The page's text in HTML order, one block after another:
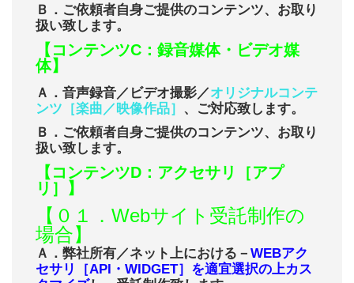
Ｂ．ご依頼者自身ご提供のコンテンツ、お取り
扱い致します。
【コンテンツC：録音媒体・ビデオ媒
体】
Ａ．音声録音／ビデオ撮影／オリジナルコンテ
ンツ［楽曲／映像作品］ 、ご対応致します。
Ｂ．ご依頼者自身ご提供のコンテンツ、お取り
扱い致します。
【コンテンツD：アクセサリ［アプ
リ］】
【０１．Webサイト受託制作の
場合】
Ａ．弊社所有／ネット上における－ WEBアク
セサリ［API・WIDGET］を適宜選択の上カス